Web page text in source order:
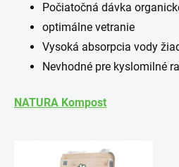
Počiatočná dávka
optimálne vetranie
Vysoká absorpcia vody
Nevhodné pre kyslomilné
NATURA Kompost